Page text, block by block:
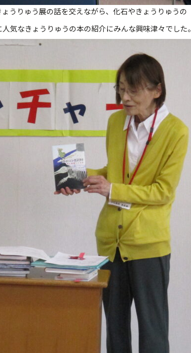
うりゅう展の話を交えながら、化石やきょうりゅうの
気なきょうりゅうの本の紹介にみんな興味津々でした。